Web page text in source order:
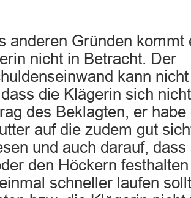
anderen Gründen kommt
nicht in Betracht. Der
kann
die Klägerin sich
des Beklagten, er
auf die zudem gut
und auch darauf,
den Höckern
schneller laufen